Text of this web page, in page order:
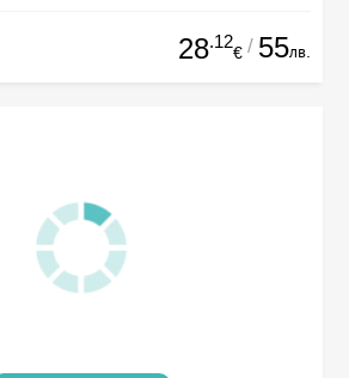
28.12
€ / 55лв.